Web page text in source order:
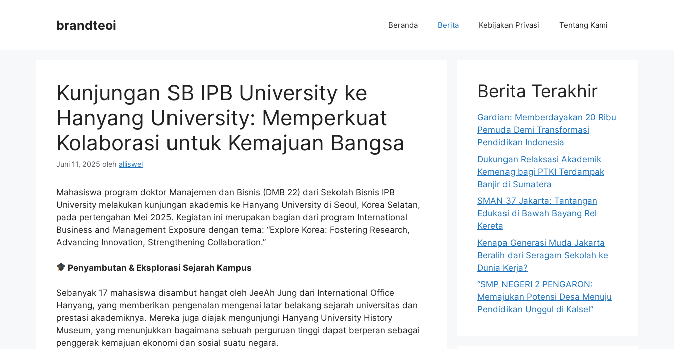
brandteoi Beranda Berita Kebijakan Privasi Tentang Kami
Kunjungan SB IPB University ke
Hanyang University: Memperkuat
Kolaborasi untuk Kemajuan Bangsa
Juni 11, 2025 oleh alliswel
Mahasiswa program doktor Manajemen dan Bisnis (DMB 22) dari Sekolah Bisnis IPB
University melakukan kunjungan akademis ke Hanyang University di Seoul, Korea Selatan,
pada pertengahan Mei 2025. Kegiatan ini merupakan bagian dari program International
Business and Management Exposure dengan tema: “Explore Korea: Fostering Research,
Advancing Innovation, Strengthening Collaboration.”
Penyambutan & Eksplorasi Sejarah Kampus
Sebanyak 17 mahasiswa disambut hangat oleh JeeAh Jung dari International Office
Hanyang, yang memberikan pengenalan mengenai latar belakang sejarah universitas dan
prestasi akademiknya. Mereka juga diajak mengunjungi Hanyang University History
Museum, yang menunjukkan bagaimana sebuah perguruan tinggi dapat berperan sebagai
penggerak kemajuan ekonomi dan sosial suatu negara.
Berita Terakhir
Gardian: Memberdayakan 20 Ribu
Pemuda Demi Transformasi
Pendidikan Indonesia
Dukungan Relaksasi Akademik
Kemenag bagi PTKI Terdampak
Banjir di Sumatera
SMAN 37 Jakarta: Tantangan
Edukasi di Bawah Bayang Rel
Kereta
Kenapa Generasi Muda Jakarta
Beralih dari Seragam Sekolah ke
Dunia Kerja?
“SMP NEGERI 2 PENGARON:
Memajukan Potensi Desa Menuju
Pendidikan Unggul di Kalsel”